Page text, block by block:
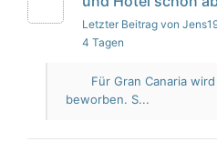
Letzter Beitrag von
4 Tagen
Für Gran Canaria
beworben. S...